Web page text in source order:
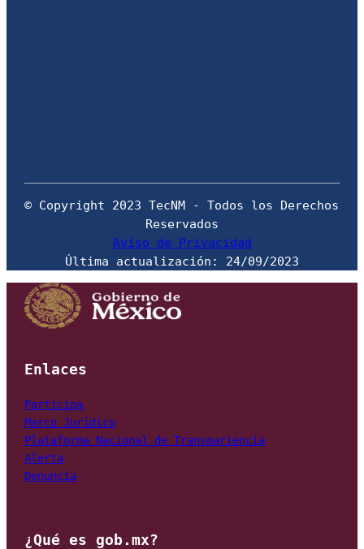
© Copyright 2023 TecNM - Todos los Derechos
Aviso de Privacidad
Última actualización: 24/09/2023
Enlaces
Marco Jurídico
Plataforma Nacional de Transpariencia
Alerta
Denuncia
¿Qué es gob.mx?